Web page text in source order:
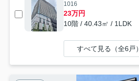
1016
23万円
10階 / 40.43㎡ / 1LDK
すべて見る（全6戸）